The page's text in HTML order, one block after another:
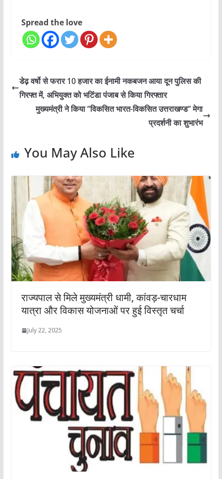
Spread the love
डेढ़ वर्षो से फरार 10 हजार का ईनामी नकबजन आया दून पुलिस की
गिरफ्त में, अभियुक्त को भटिंडा पंजाब से किया गिरफ्तार
मुख्यमंत्री ने किया ’’विकसित भारत-विकसित उत्तराखण्ड’’ मेगा
प्रदर्शनी का शुभारंभ
You May Also Like
राज्यपाल से मिले मुख्यमंत्री धामी, कांवड़-चारधाम
यात्रा और विकास योजनाओं पर हुई विस्तृत चर्चा
July 22, 2025